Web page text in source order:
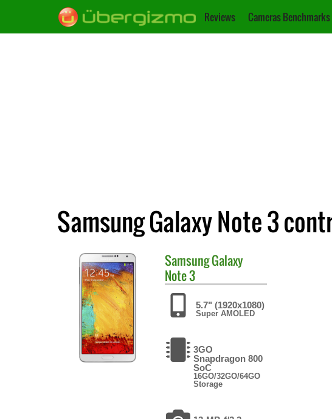
Reviews Cameras Benchmarks
Samsung Galaxy Note 3
SamsungGalaxy
Note 3
5.7" (1920x1080)
Super AMOLED
3GO
Snapdragon 800
SoC
16GO/32GO/64GO
Storage